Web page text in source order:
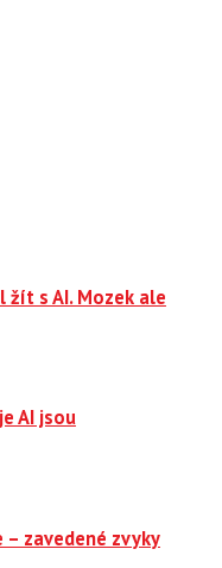
žít s AI. Mozek ale
AI jsou
zavedené zvyky